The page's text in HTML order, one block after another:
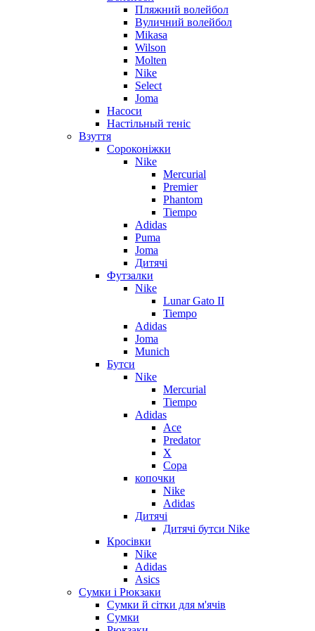
Пляжний волейбол
Вуличний волейбол
Mikasa
Wilson
Molten
Nike
Select
Joma
Насоси
Настільный теніс
Взуття
Сороконіжки
Nike
Mercurial
Premier
Phantom
Tiempo
Adidas
Puma
Joma
Дитячі
Футзалки
Nike
Lunar Gato II
Tiempo
Adidas
Joma
Munich
Бутси
Nike
Mercurial
Tiempo
Adidas
Ace
Predator
X
Copa
копочки
Nike
Adidas
Дитячі
Дитячі бутси Nike
Кросівки
Nike
Adidas
Asics
Сумки і Рюкзаки
Сумки й сітки для м'ячів
Сумки